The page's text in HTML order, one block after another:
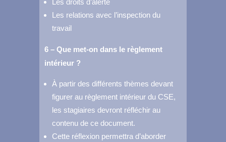
Les droits d’alerte
Les relations avec l’inspection du
travail
6 – Que met-on dans le règlement
intérieur ?
À partir des différents thèmes devant
figurer au règlement intérieur du CSE,
les stagiaires devront réfléchir au
contenu de ce document.
Cette réflexion permettra d’aborder